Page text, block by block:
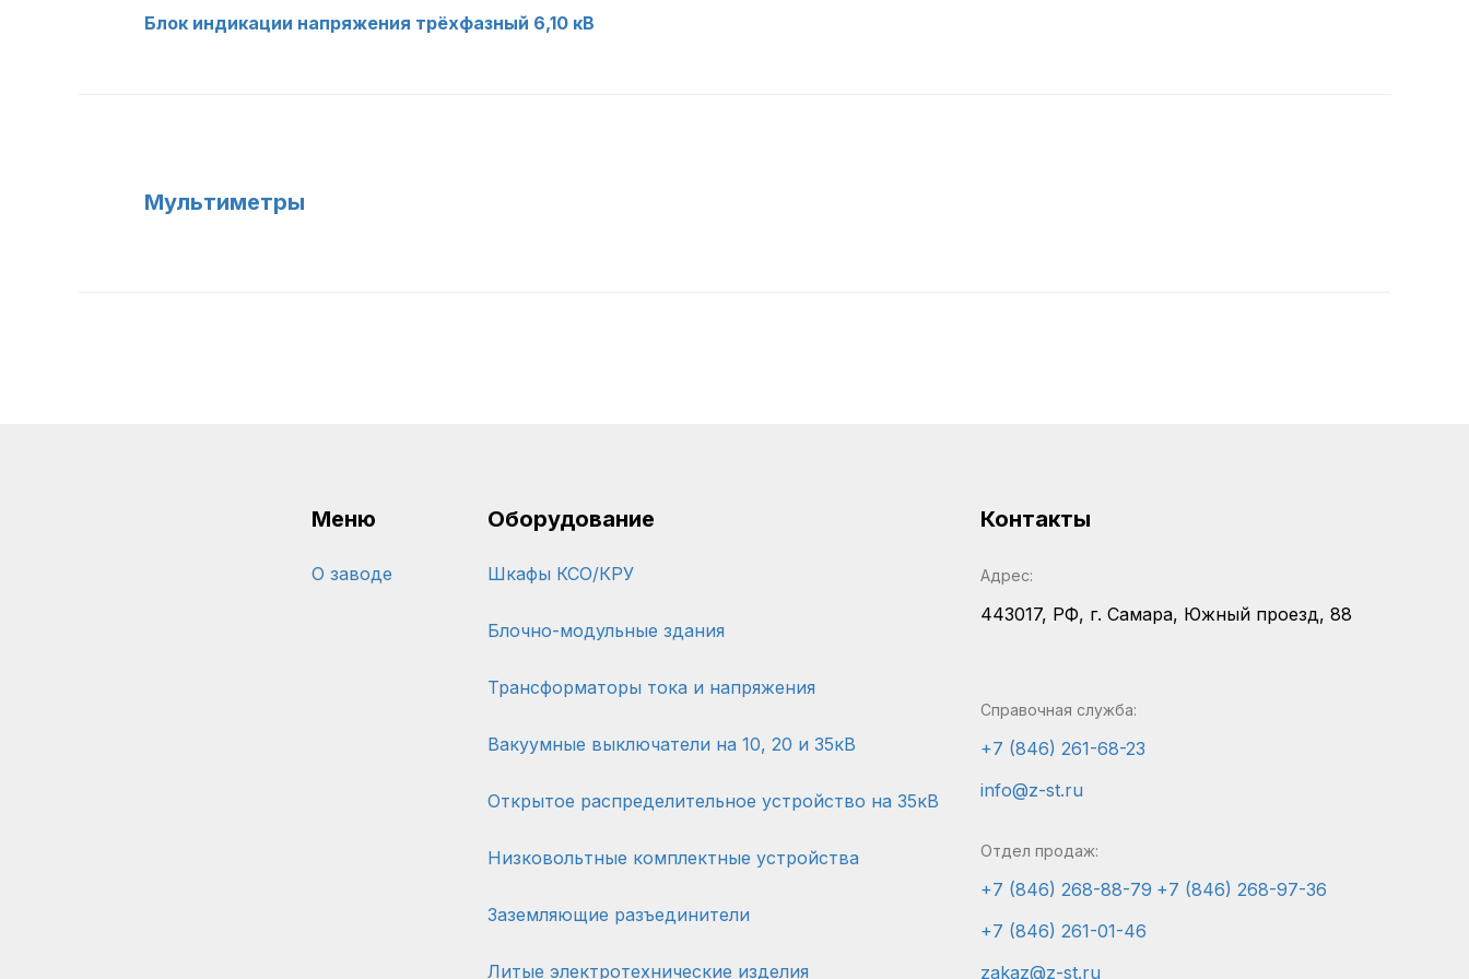
Блок индикации напряжения трёхфазный 6,10 кВ
Мультиметры
Меню
О заводе
Оборудование
Шкафы КСО/КРУ
Блочно-модульные здания
Трансформаторы тока и напряжения
Вакуумные выключатели на 10, 20 и 35кВ
Открытое распределительное устройство на 35кВ
Низковольтные комплектные устройства
Заземляющие разъединители
Литые электротехнические изделия
Контакты
Адрес:
443017, РФ, г. Самара, Южный проезд, 88
Справочная служба:
+7 (846) 261-68-23
info@z-st.ru
Отдел продаж:
+7 (846) 268-88-79 +7 (846) 268-97-36
+7 (846) 261-01-46
zakaz@z-st.ru